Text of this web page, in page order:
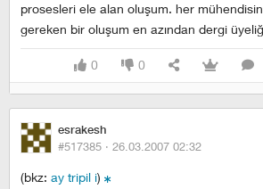
prosesleri ele alan oluşum. her
gereken bir oluşum en azından dergi
0 0
esrakesh
#517385 · 26.03.2007 02:32
(bkz: ay tripil i)